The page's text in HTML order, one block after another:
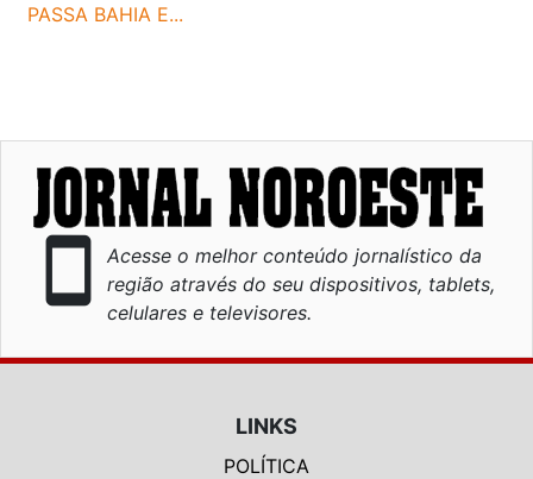
PASSA BAHIA E...
smartphone
Acesse o melhor conteúdo jornalístico da
região através do seu dispositivos, tablets,
celulares e televisores.
LINKS
POLÍTICA